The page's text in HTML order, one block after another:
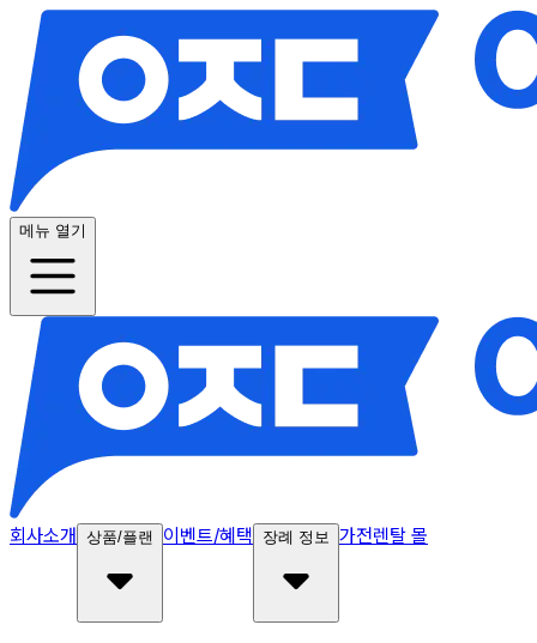
메뉴 열기
회사소개 상품/플랜 이벤트/혜택 장례 정보 가전렌탈 몰